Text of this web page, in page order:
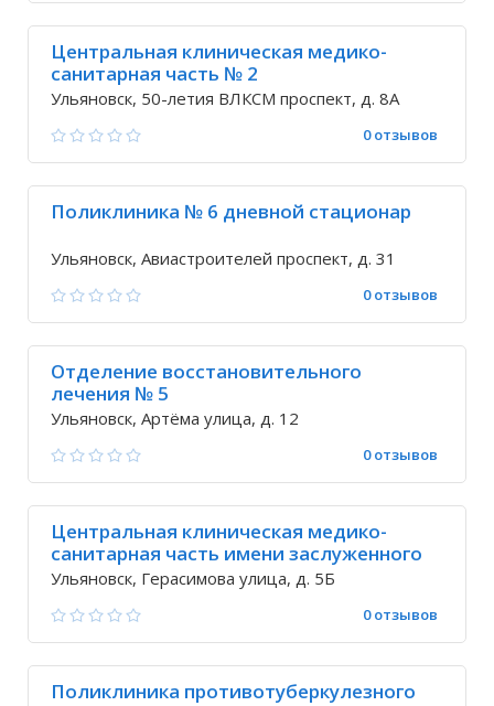
Центральная клиническая медико-
санитарная часть № 2
Ульяновск, 50-летия ВЛКСМ проспект, д. 8А
0 отзывов
Поликлиника № 6 дневной стационар
Ульяновск, Авиастроителей проспект, д. 31
0 отзывов
Отделение восстановительного
лечения № 5
Ульяновск, Артёма улица, д. 12
0 отзывов
Центральная клиническая медико-
санитарная часть имени заслуженного
врача России В.А. Егорова
Ульяновск, Герасимова улица, д. 5Б
0 отзывов
Поликлиника противотуберкулезного